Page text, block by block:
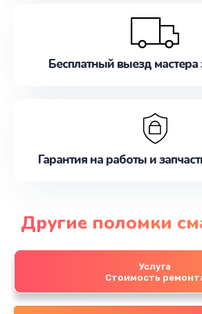
Бесплатный выезд мастера
Гарантия на работы и
Другие поломки
Услуга
Стоимость